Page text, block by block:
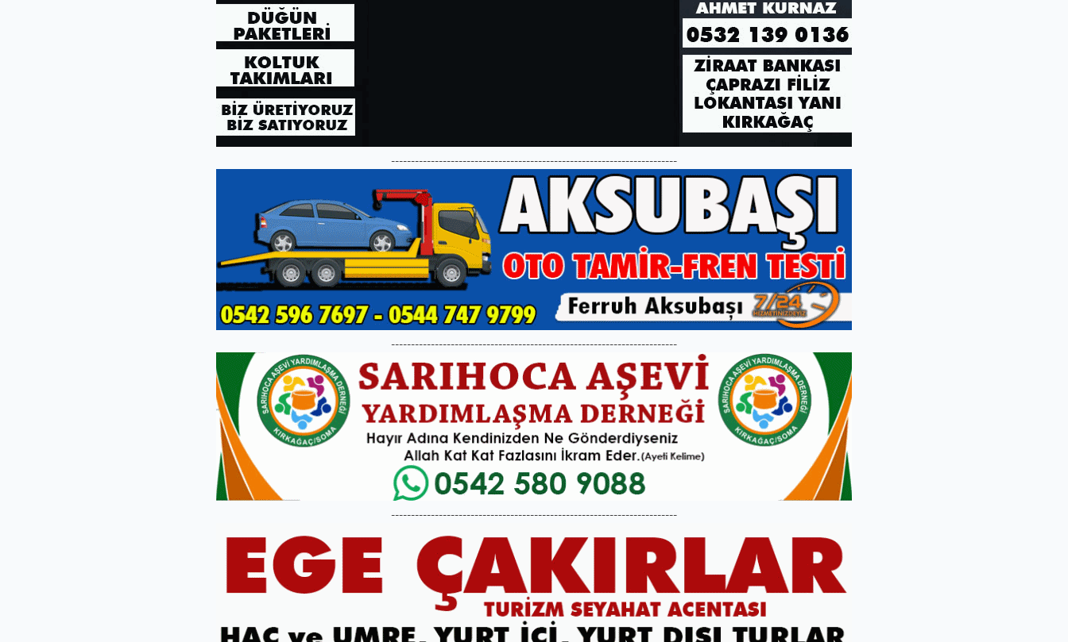
------------------------------------------------------------------------
------------------------------------------------------------------------
------------------------------------------------------------------------